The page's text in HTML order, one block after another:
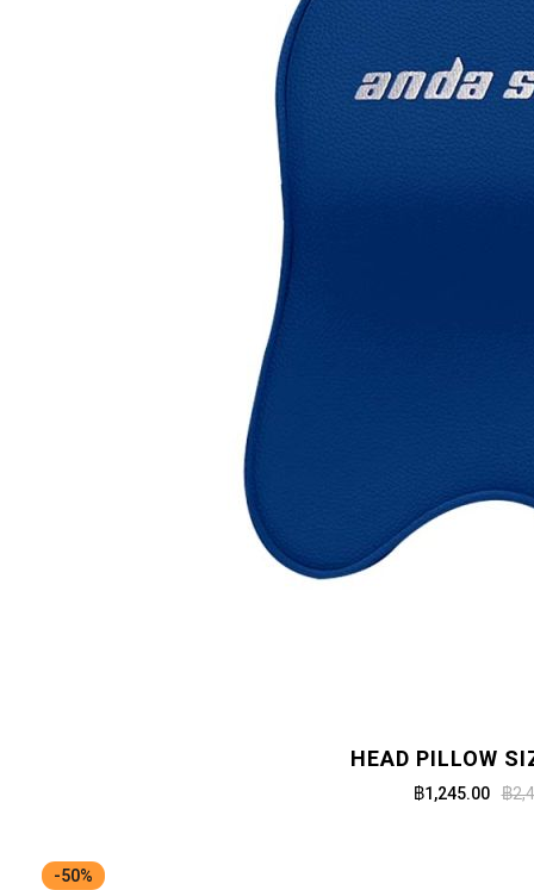
HEAD PILLOW
฿1,245.00 ฿
-50%